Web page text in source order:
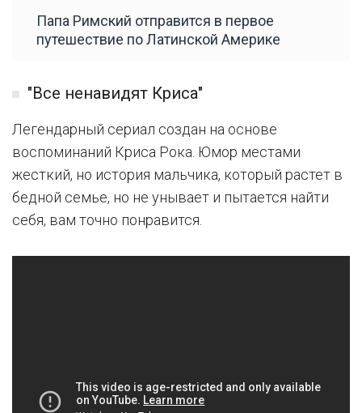
Папа Римский отправится в первое
путешествие по Латинской Америке
"Все ненавидят Криса"
Легендарный сериал создан на основе
воспоминаний Криса Рока. Юмор местами
жесткий, но история мальчика, который растет в
бедной семье, но не унывает и пытается найти
себя, вам точно понравится.